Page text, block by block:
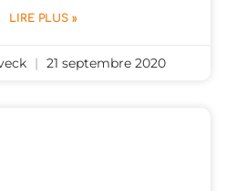
LIRE PLUS »
21 septembre 2020